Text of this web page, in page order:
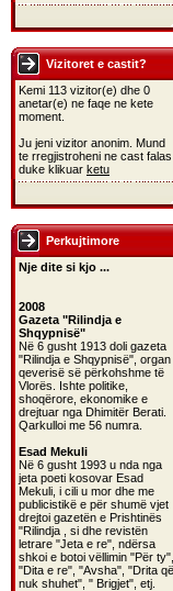
Vizitoret e castit?
Kemi 113 vizitor(e) dhe 0
anetar(e) ne faqe ne kete
moment.
Ju jeni vizitor anonim. Mund
te rregjistroheni ne cast falas
duke klikuar ketu
Perkujtimore
Nje dite si kjo ...
2008
Gazeta "Rilindja e
Shqypnisë"
Në 6 gusht 1913 doli gazeta
"Rilindja e Shqypnisë", organ
qeverisë së përkohshme të
Vlorës. Ishte politike,
shoqërore, ekonomike e
drejtuar nga Dhimitër Berati.
Qarkulloi me 56 numra.
Esad Mekuli
Në 6 gusht 1993 u nda nga
jeta poeti kosovar Esad
Mekuli, i cili u mor dhe me
publicistikë e për shumë vjet
drejtoi gazetën e Prishtinës
"Rilindja , si dhe revistën
letrare "Jeta e re", ndërsa
shkoi e botoi vëllimin "Për ty",
"Dita e re", "Avsha", "Drita që
nuk shuhet", " Brigjet", etj.